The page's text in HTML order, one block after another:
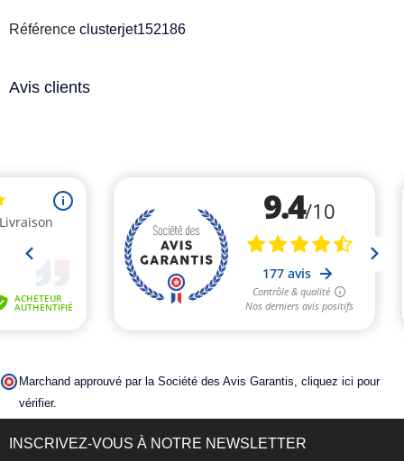
Référence clusterjet152186
Avis clients
Marchand approuvé par la Société des Avis Garantis, cliquez ici pour
vérifier.
INSCRIVEZ-VOUS À NOTRE NEWSLETTER